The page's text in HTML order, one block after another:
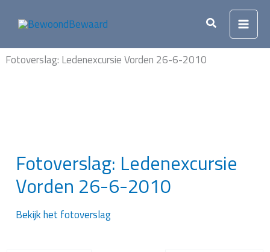
inhoud
Zoeken
Fotoverslag: Ledenexcursie Vorden 26-6-2010
Fotoverslag: Ledenexcursie
Vorden 26-6-2010
Bekijk het fotoverslag